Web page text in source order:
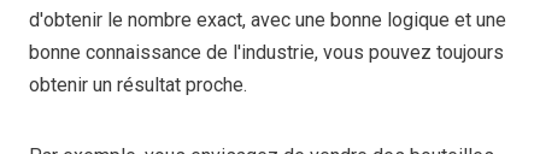
d'obtenir le nombre exact, avec une bonne logique et une
bonne connaissance de l'industrie, vous pouvez toujours
obtenir un résultat proche.